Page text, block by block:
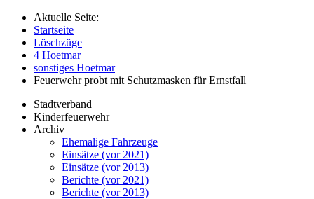
Aktuelle Seite:
Startseite
Löschzüge
4 Hoetmar
sonstiges Hoetmar
Feuerwehr probt mit Schutzmasken für Ernstfall
Stadtverband
Kinderfeuerwehr
Archiv
Ehemalige Fahrzeuge
Einsätze (vor 2021)
Einsätze (vor 2013)
Berichte (vor 2021)
Berichte (vor 2013)